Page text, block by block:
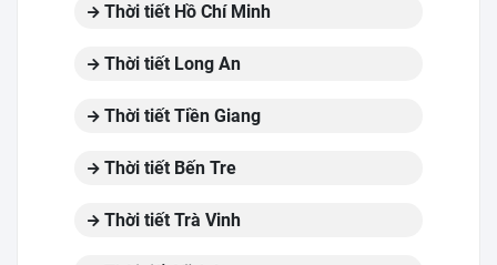
Thời tiết Hồ Chí Minh
Thời tiết Long An
Thời tiết Tiền Giang
Thời tiết Bến Tre
Thời tiết Trà Vinh